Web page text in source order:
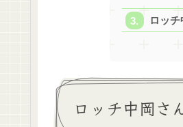
ロッ
ロッチ中岡さ